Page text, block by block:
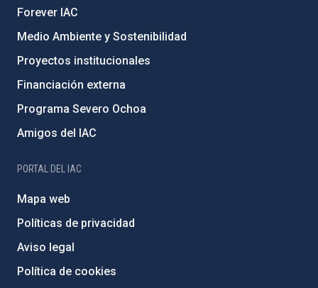
Forever IAC
Medio Ambiente y Sostenibilidad
Proyectos institucionales
Financiación externa
Programa Severo Ochoa
Amigos del IAC
PORTAL DEL IAC
Mapa web
Políticas de privacidad
Aviso legal
Política de cookies